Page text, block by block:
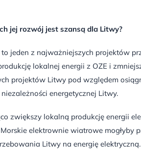
jej rozwój jest szansą dla Litwy?
jeden z najważniejszych projektów
lokalnej energii z OZE i
projektów Litwy pod względem
energetycznej Litwy.
zwiększy lokalną produkcję energii
elektrownie wiatrowe mogłyby
Litwy na energię